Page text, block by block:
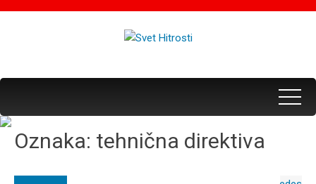
Oznaka: tehnična direktiva